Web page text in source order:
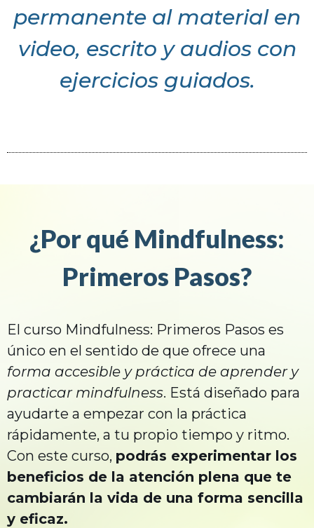
permanente al material en
video, escrito y audios con
ejercicios guiados.
¿Por qué Mindfulness:
Primeros Pasos?
El curso Mindfulness: Primeros Pasos es
único en el sentido de que ofrece una
forma accesible y práctica de aprender y
practicar mindfulness. Está diseñado para
ayudarte a empezar con la práctica
rápidamente, a tu propio tiempo y ritmo.
Con este curso, podrás experimentar los
beneficios de la atención plena que te
cambiarán la vida de una forma sencilla
y eficaz.